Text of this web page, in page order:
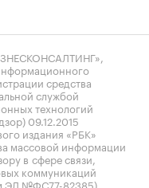
средства
службой
технологий
09.12.2015
издания «РБК»
массовой информации
в сфере связи,
коммуникаций
ЭЛ №ФС77-82385)